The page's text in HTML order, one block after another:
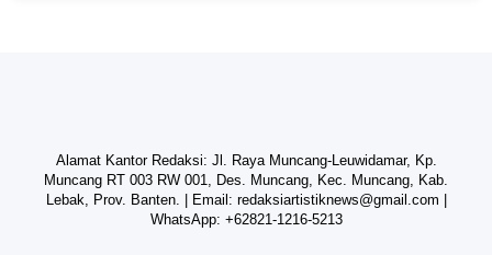
Alamat Kantor Redaksi: Jl. Raya Muncang-Leuwidamar, Kp.
Muncang RT 003 RW 001, Des. Muncang, Kec. Muncang, Kab.
Lebak, Prov. Banten. | Email: redaksiartistiknews@gmail.com
WhatsApp: +62821-1216-5213